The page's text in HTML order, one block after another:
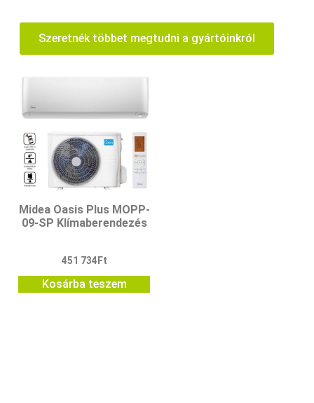
Szeretnék többet megtudni a gyártóinkról
Midea Oasis Plus MOPP-
09-SP Klímaberendezés
451 734 Ft
Kosárba teszem